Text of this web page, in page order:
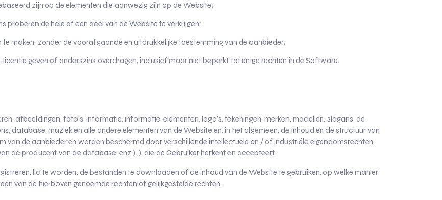
zijn op de elementen die aanwezig zijn op de Website;
de hele of een deel van de Website te verkrijgen;
maken, zonder de voorafgaande en uitdrukkelijke toestemming van de aanbieder;
geven of anderszins overdragen, inclusief maar niet beperkt tot enige rechten in de Software.
afbeeldingen, foto’s, informatie, informatie-elementen, logo’s, tekeningen, merken, modellen, slogans, de
database, muziek en alle andere elementen van de Website en, in het algemeen, de inhoud en de structuur van
van de aanbieder en worden beschermd door verschillende intellectuele en / of industriële eigendomsrechten
de producent van de database, enz.). ), die de Gebruiker herkent en accepteert.
lid te worden, de bestanden te downloaden of de inhoud van de Website te gebruiken, op welke manier
van de hierboven genoemde rechten of gelijkgestelde rechten.